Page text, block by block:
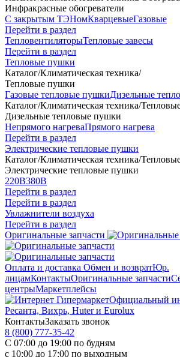
Инфракрасные обогреватели
С закрытым ТЭНомКварцевыеГазовые
Перейти в раздел
ТепловентиляторыТепловые завесы
Перейти в раздел
Тепловые пушки
Каталог/Климатическая техника/
Тепловые пушки
Газовые тепловые пушкиДизельные
Каталог/Климатическая техника/
Дизельные тепловые пушки
Непрямого нагреваПрямого нагрева
Перейти в раздел
Электрические тепловые пушки
Каталог/Климатическая техника/
Электрические тепловые пушки
220В380В
Перейти в раздел
Перейти в раздел
Увлажнители воздуха
Перейти в раздел
Оригинальные запчасти
Оплата и доставка Обмен и возвратЮр.
лицамКонтактыОригинальные запчасти
центрыМаркетплейсы
Официальный
Ресанта, Вихрь, Huter и Eurolux
КонтактыЗаказать звонок
8 (800) 777-35-42
С 07:00 до 19:00 по будням
с 10:00 до 17:00 по выходным